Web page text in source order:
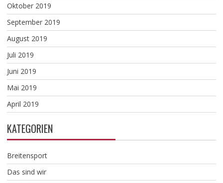
Oktober 2019
September 2019
August 2019
Juli 2019
Juni 2019
Mai 2019
April 2019
KATEGORIEN
Breitensport
Das sind wir